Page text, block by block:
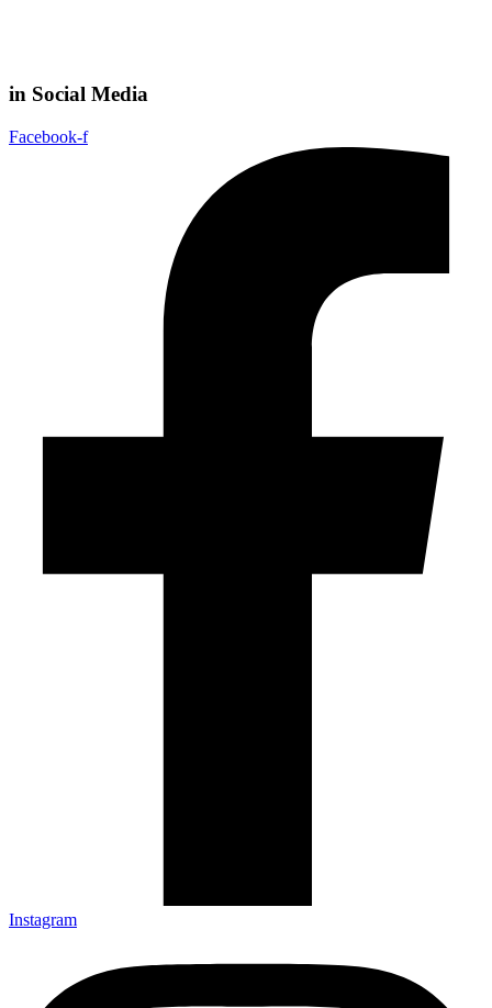
in Social Media
Facebook-f
Instagram